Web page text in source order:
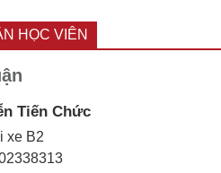
HỌC VIÊN
Tiến Chức
xe B2